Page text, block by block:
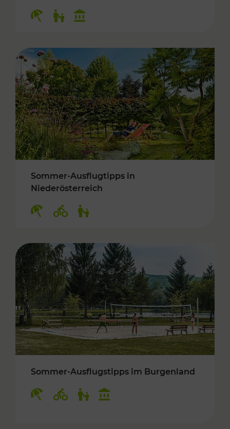
Sommer-Ausflugtipps in
Niederösterreich
Sommer-Ausflugstipps im Burgenland